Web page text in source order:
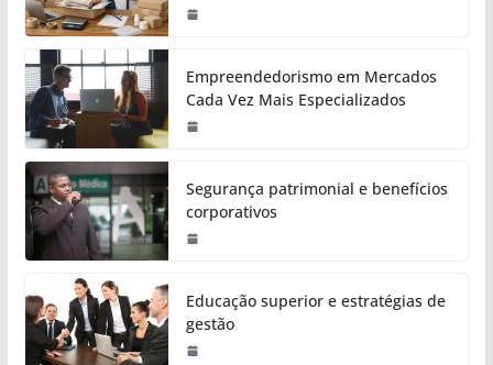
Empreendedorismo em Mercados
Cada Vez Mais Especializados
Segurança patrimonial e benefícios
corporativos
Educação superior e estratégias de
gestão